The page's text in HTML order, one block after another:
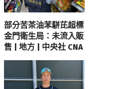
部分苦茶油苯駢芘超標
金門衛生局：未流入販
售 | 地方 | 中央社 CNA